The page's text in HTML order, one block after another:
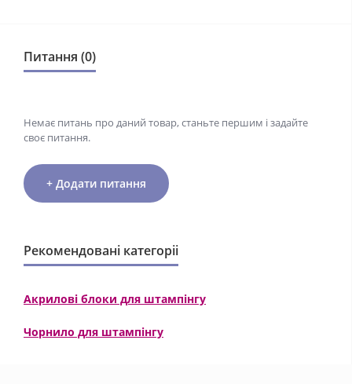
Питання (0)
Немає питань про даний товар, станьте першим і задайте
своє питання.
+ Додати питання
Рекомендовані категоріі
Акрилові блоки для штампінгу
Чорнило для штампінгу